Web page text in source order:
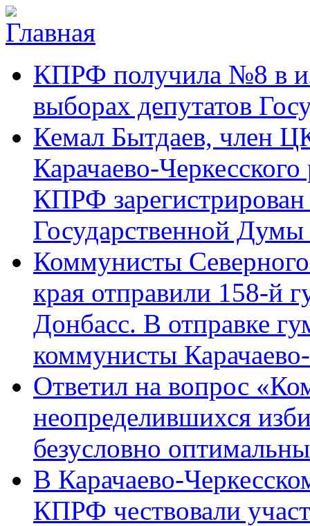
Перейти к основному содержанию
Черкесское
республиканское
отделение
Коммунистической
партии Российской
Федерации
аргументы,
факты КПРФ получила №8 в
выборах депутатов
Кемал Бытдаев, член
Карачаево-
КПРФ
Государственной
Коммунисты Северного
края отправили 158-й
Донбасс. В отправке
коммунисты
Ответил на вопрос
неопределившихся
безусловно
В Карачаево-
КПРФ чествовали